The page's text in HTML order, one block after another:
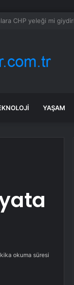
inanamadılar
YAŞAM
okuma süresi